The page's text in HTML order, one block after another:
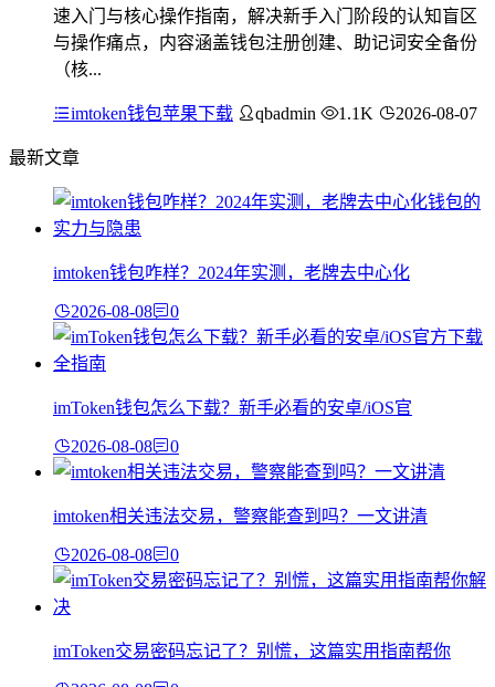
速入门与核心操作指南，解决新手入门阶段的认知盲区
与操作痛点，内容涵盖钱包注册创建、助记词安全备份
（核...
imtoken钱包苹果下载 qbadmin 1.1K 2026-08-07
最新文章
imtoken钱包咋样？2024年实测，老牌去中心化
2026-08-08 0
imToken钱包怎么下载？新手必看的安卓/iOS官
2026-08-08 0
imtoken相关违法交易，警察能查到吗？一文讲清
2026-08-08 0
imToken交易密码忘记了？别慌，这篇实用指南帮你